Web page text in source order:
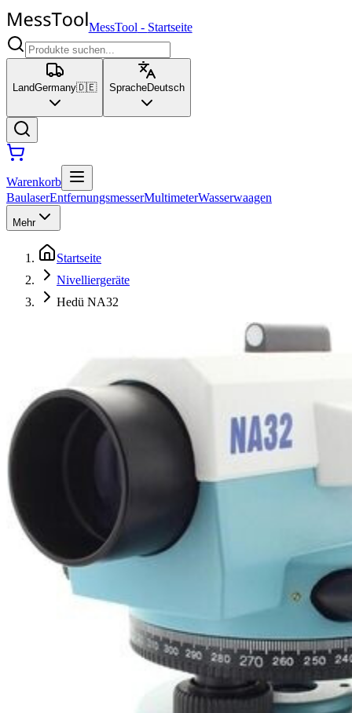
MessTool - Startseite
LandGermany🇩🇪 SpracheDeutsch
Warenkorb
BaulaserEntfernungsmesserMultimeterWasserwaagen
Mehr
Startseite
Nivelliergeräte
Hedü NA32